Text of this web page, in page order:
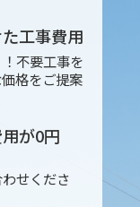
工事費用
不要工事を
格をご提案
が0円
せくださ